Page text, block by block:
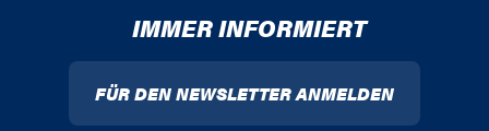
IMMER INFORMIERT
FÜR DEN NEWSLETTER ANMELDEN